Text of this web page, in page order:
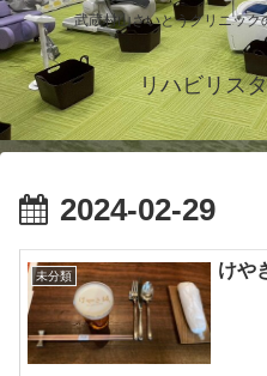
武蔵村山さいとうクリニッ
リハビリス
2024-02-29
未分類 けや